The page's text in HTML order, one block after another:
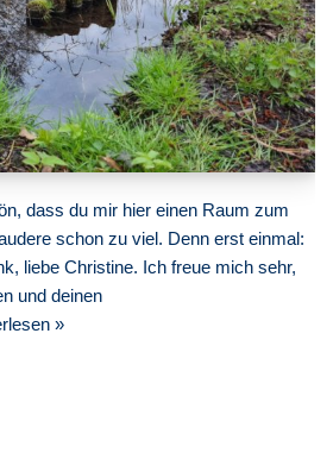
dass du mir hier einen Raum zum
schon zu viel. Denn erst einmal:
liebe Christine. Ich freue mich sehr,
und deinen
»